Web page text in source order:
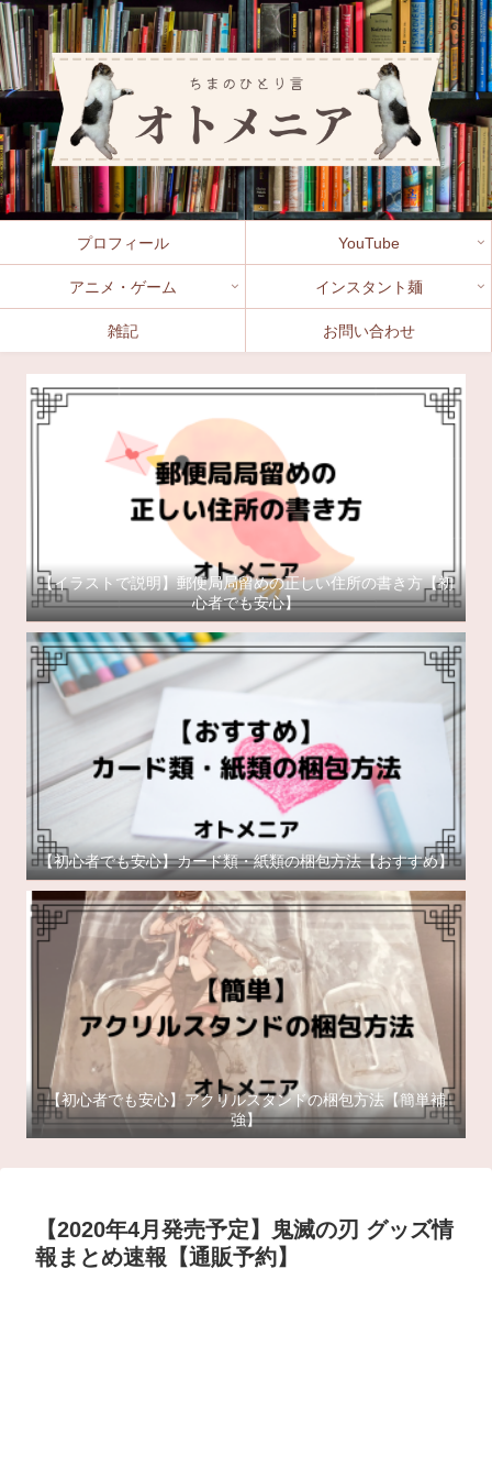
プロフィール YouTube
アニメ・ゲーム インスタント麺
雑記 お問い合わせ
【イラストで説明】郵便局局留めの正しい住所の書き方【初
心者でも安心】
【初心者でも安心】カード類・紙類の梱包方法【おすすめ】
【初心者でも安心】アクリルスタンドの梱包方法【簡単補
強】
【2020年4月発売予定】鬼滅の刃 グッズ情
報まとめ速報【通販予約】